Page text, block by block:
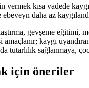
vermek kısa vadede
daha az
gevşeme eğitimi,
kaygı
sağlanmaya,
için öneriler